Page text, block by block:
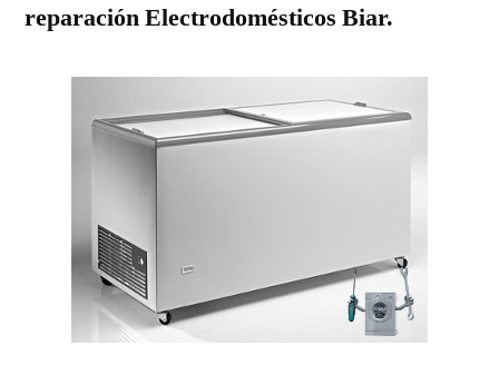
reparación Electrodomésticos Biar.